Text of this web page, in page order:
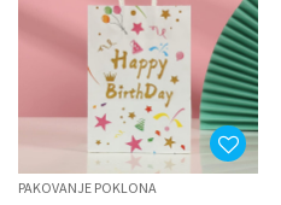
PAKOVANJE POKLONA